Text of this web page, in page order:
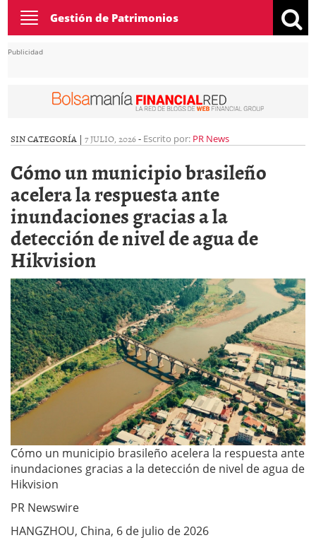
Toggle
navigation
Gestión de Patrimonios
Publicidad
SIN CATEGORÍA | 7 JULIO, 2026- Escrito por: PR News
Cómo un municipio brasileño
acelera la respuesta ante
inundaciones gracias a la
detección de nivel de agua de
Hikvision
Cómo un municipio brasileño acelera la respuesta ante
inundaciones gracias a la detección de nivel de agua de
Hikvision
PR Newswire
HANGZHOU, China, 6 de julio de 2026